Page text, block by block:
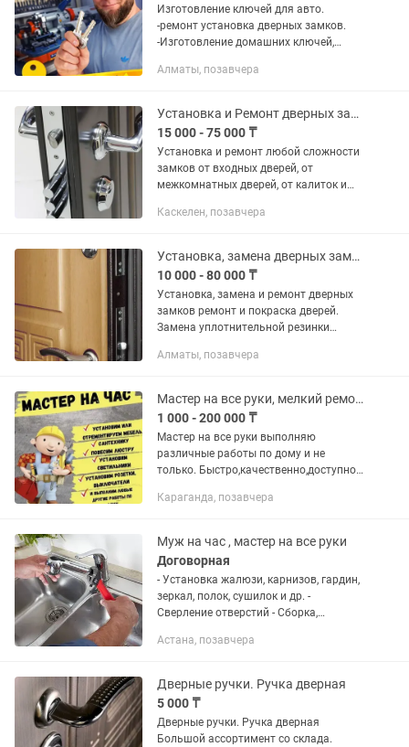
Изготовление ключей для авто.
-ремонт установка дверных замков.
-Изготовление домашних ключей,
-Выезд мастера по городу
Алматы, позавчера
Установка и Ремонт дверных замков любой сложности
15 000 - 75 000 ₸
Установка и ремонт любой сложности
замков от входных дверей, от
межкомнатных дверей, от калиток и
Замена ручек, тела и цилиндра
Каскелен, позавчера
Установка, замена дверных замков уплотнительных резинок от А до Я..Михаил.
10 000 - 80 000 ₸
Установка, замена и ремонт дверных
замков ремонт и покраска дверей.
Замена уплотнительной резинки
25 лет мастер Михаил.
Алматы, позавчера
Мастер на все руки, мелкий ремонт по дому.
1 000 - 200 000 ₸
Мастер на все руки выполняю
различные работы по дому и не
только. Быстро,качественно,доступно и
Если не отвечаю напишите на
Караганда, позавчера
Муж на час , мастер на все руки
Договорная
- Установка жалюзи, карнизов, гардин,
зеркал, полок, сушилок и др. -
Сверление отверстий - Сборка,
др.) - Мелкий ремонт мебели; - Навеска
Астана, позавчера
Дверные ручки. Ручка дверная
5 000 ₸
Дверные ручки. Ручка дверная
Большой ассортимент со склада.